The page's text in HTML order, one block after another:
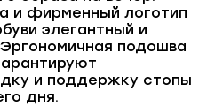
и фирменный логотип
элегантный и
подошва
и поддержку стопы
дня.